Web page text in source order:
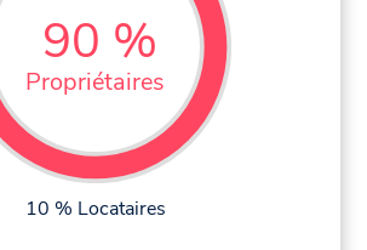
90 %
Propriétaires
10 % Locataires